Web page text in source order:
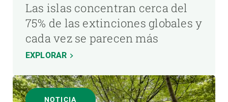
Las islas concentran cerca del
75% de las extinciones globales y
cada vez se parecen más
EXPLORAR
NOTICIA